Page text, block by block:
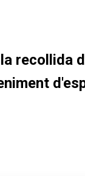
recollida